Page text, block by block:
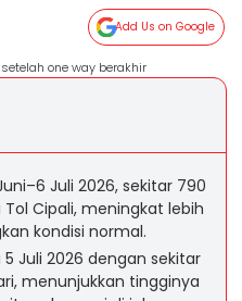
Add Us on Google
one way berakhir
Juli 2026, sekitar 790
Cipali, meningkat lebih
kondisi normal.
Juli 2026 dengan sekitar
menunjukkan tingginya